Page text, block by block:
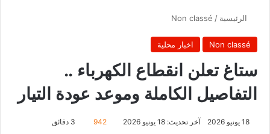
الرئيسية /
Non classé
Non classé اخبار محلية
ستاغ تعلن انقطاع الكهرباء ..
التفاصيل الكاملة وموعد عودة التيار
18 يونيو 2026 آخر تحديث: 18 يونيو 2026 942